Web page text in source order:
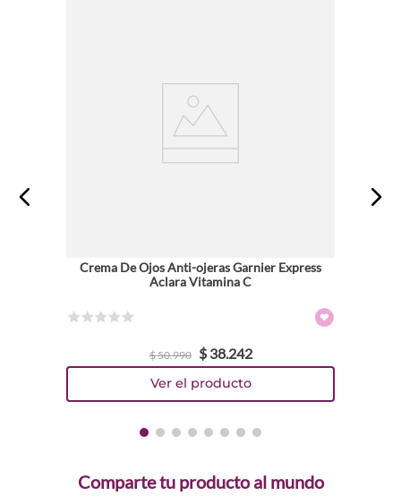
Crema De Ojos Anti-ojeras Garnier Express
Aclara Vitamina C
$50.990 $ 38.242
Comparte